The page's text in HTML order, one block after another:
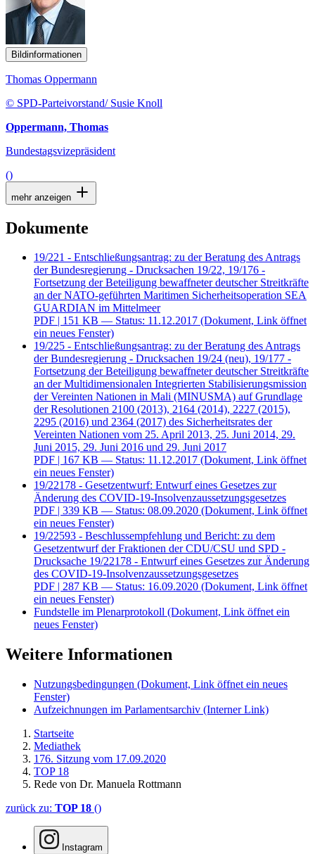
Bildinformationen
Thomas Oppermann
© SPD-Parteivorstand/ Susie Knoll
Oppermann, Thomas
Bundestagsvizepräsident
()
mehr anzeigen
Dokumente
19/221 - Entschließungsantrag: zu der Beratung des Antrags
der Bundesregierung - Drucksachen 19/22, 19/176 -
Fortsetzung der Beteiligung bewaffneter deutscher Streitkräfte
an der NATO-geführten Maritimen Sicherheitsoperation SEA
GUARDIAN im Mittelmeer
PDF | 151 KB — Status: 11.12.2017 (Dokument, Link öffnet
ein neues Fenster)
19/225 - Entschließungsantrag: zu der Beratung des Antrags
der Bundesregierung - Drucksachen 19/24 (neu), 19/177 -
Fortsetzung der Beteiligung bewaffneter deutscher Streitkräfte
an der Multidimensionalen Integrierten Stabilisierungsmission
der Vereinten Nationen in Mali (MINUSMA) auf Grundlage
der Resolutionen 2100 (2013), 2164 (2014), 2227 (2015),
2295 (2016) und 2364 (2017) des Sicherheitsrates der
Vereinten Nationen vom 25. April 2013, 25. Juni 2014, 29.
Juni 2015, 29. Juni 2016 und 29. Juni 2017
PDF | 167 KB — Status: 11.12.2017 (Dokument, Link öffnet
ein neues Fenster)
19/22178 - Gesetzentwurf: Entwurf eines Gesetzes zur
Änderung des COVID-19-Insolvenzaussetzungsgesetzes
PDF | 339 KB — Status: 08.09.2020 (Dokument, Link öffnet
ein neues Fenster)
19/22593 - Beschlussempfehlung und Bericht: zu dem
Gesetzentwurf der Fraktionen der CDU/CSU und SPD -
Drucksache 19/22178 - Entwurf eines Gesetzes zur Änderung
des COVID-19-Insolvenzaussetzungsgesetzes
PDF | 287 KB — Status: 16.09.2020 (Dokument, Link öffnet
ein neues Fenster)
Fundstelle im Plenarprotokoll (Dokument, Link öffnet ein
neues Fenster)
Weitere Informationen
Nutzungsbedingungen (Dokument, Link öffnet ein neues
Fenster)
Aufzeichnungen im Parlamentsarchiv (Interner Link)
Startseite
Mediathek
176. Sitzung vom 17.09.2020
TOP 18
Rede von Dr. Manuela Rottmann
zurück zu: TOP 18 ()
Instagram